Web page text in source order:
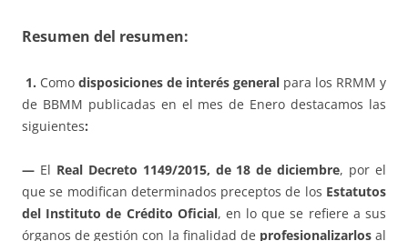
Resumen del resumen:
1. Como disposiciones de interés general para los RRMM y
de BBMM publicadas en el mes de Enero destacamos las
siguientes:
— El Real Decreto 1149/2015, de 18 de diciembre, por el
que se modifican determinados preceptos de los Estatutos
del Instituto de Crédito Oficial, en lo que se refiere a sus
órganos de gestión con la finalidad de profesionalizarlosal